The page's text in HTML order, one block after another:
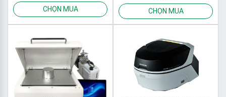
CHỌN MUA
CHỌN MUA